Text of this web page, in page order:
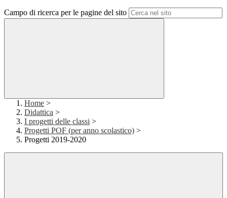
Campo di ricerca per le pagine del sito
Home >
Didattica >
I progetti delle classi >
Progetti POF (per anno scolastico) >
Progetti 2019-2020